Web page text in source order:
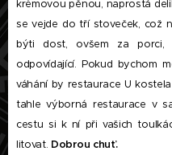
krémovou pěnou, naprostá
se vejde do tří stoveček, což
býti dost, ovšem za
odpovídající. Pokud bychom
váhání by restaurace U
tahle výborná restaurace v
cestu si k ní při vašich
litovat. Dobrou chuť.